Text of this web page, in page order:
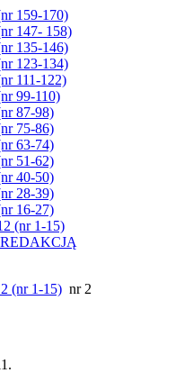
159-170)
147- 158)
135-146)
123-134)
111-122)
99-110)
87-98)
75-86)
63-74)
51-62)
40-50)
28-39)
16-27)
(nr 1-15)
(nr 1-15) nr 2